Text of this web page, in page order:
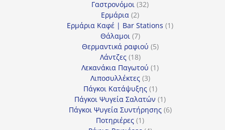
προϊόντα
Γαστρονόμοι 3232
Ερμάρια 22
προϊόντα
Ερμάρια Καφέ | Bar Stations 11
Θάλαμοι 77
προϊόντα
Θερμαντικά ραφιού 55
Λάντζες 1818
προϊόντα
Λεκανάκια Παγωτού 11
Λιποσυλλέκτες 33
προϊόντα
Πάγκοι Κατάψυξης 11
προϊόν
Πάγκοι Ψυγεία Σαλατών 11
προϊόν
Πάγκοι Ψυγεία Συντήρησης 66
Ποτηριέρες 11